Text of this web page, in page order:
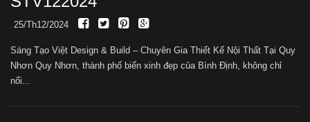
25/Th12/2024
Sáng Tạo Việt Design & Build – Chuyên Gia Thiết Kế Nội Thất Tại Quy
Nhơn Quy Nhơn, thành phố biển xinh đẹp của Bình Định, không chỉ
nổi...